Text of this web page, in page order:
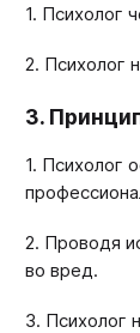
1. Психолог
2. Психолог
3.
1. Психолог
2. Проводя
во вред.
3. Психолог